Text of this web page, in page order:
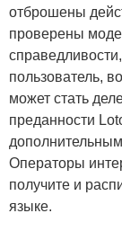
отброшены
проверены
пользователь,
может стать
преданности
Операторы
получите и
языке.